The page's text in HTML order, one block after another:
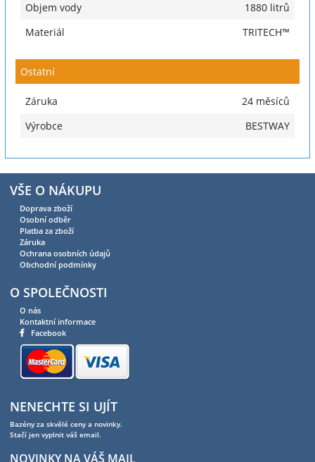
Objem vody
1880 litrů
Materiál
TRITECH™
Ostatní
Záruka
24 měsíců
Výrobce
BESTWAY
VŠE O NÁKUPU
Doprava zboží
Osobní odběr
Platba za zboží
Záruka
Ochrana osobních údajů
Obchodní podmínky
O SPOLEČNOSTI
O nás
Kontaktní informace
Facebook
NENECHTE SI UJÍT
Bazény za skvělé ceny a novinky.
Stačí jen vyplnit váš email.
NOVINKY NA VÁŠ MAIL